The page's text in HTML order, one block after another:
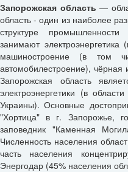
Запорожская область —
область - один из наиболее
структуре
занимают
машиностроение (в том
автомобилестроение), чёрная
Запорожская область
электроэнергетики (в
Украины). Основные
"Хортица" в г. Запорожье,
заповедник "Каменная
Численность населения
часть населения
Энергодар (45% населения